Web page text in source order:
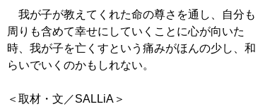
我が子が教えてくれた命の尊さを通し、自分も
周りも含めて幸せにしていくことに心が向いた
時、我が子を亡くすという痛みがほんの少し、和
らいでいくのかもしれない。
＜取材・文／SALLiA＞